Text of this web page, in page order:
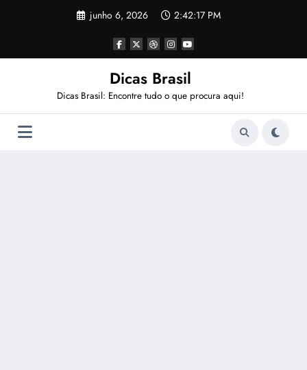
junho 6, 2026 2:42:18 PM
Dicas Brasil
Dicas Brasil: Encontre tudo o que procura aqui!